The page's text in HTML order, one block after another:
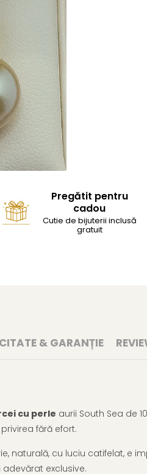
Pregătit pentru
cadou
Cutie de bijuterii inclusă
gratuit
& GARANȚIE
cu perle aurii South Sea de
fără efort.
naturală, cu luciu catifelat,
exclusive.